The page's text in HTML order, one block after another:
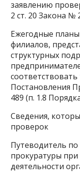
заявлению
2 ст. 20 Закона №
Ежегодные
филиалов,
структурных
Постановления
489 (п. 1.8
Сведения,
проверок
Путеводитель
прокуратуры
деятельности